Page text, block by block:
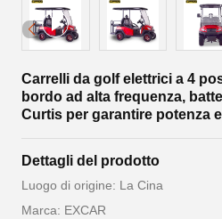
Carrelli da golf elettrici a 4
bordo ad alta frequenza,
Curtis per garantire potenza
Dettagli del prodotto
Luogo di origine: La Cina
Marca: EXCAR